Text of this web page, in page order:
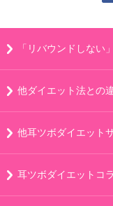
「リバウンドしない
他ダイエット法との
他耳ツボダイエット
耳ツボダイエットコ